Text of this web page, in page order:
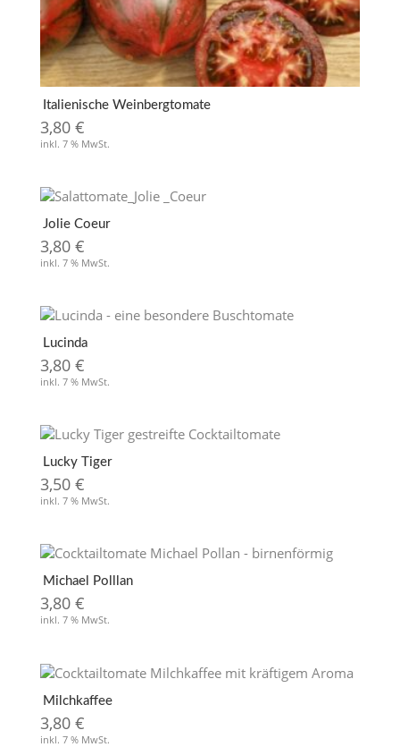
Italienische Weinbergtomate
3,80 €
inkl. 7 % MwSt.
Jolie Coeur
3,80 €
inkl. 7 % MwSt.
Lucinda
3,80 €
inkl. 7 % MwSt.
Lucky Tiger
3,50 €
inkl. 7 % MwSt.
Michael Polllan
3,80 €
inkl. 7 % MwSt.
Milchkaffee
3,80 €
inkl. 7 % MwSt.